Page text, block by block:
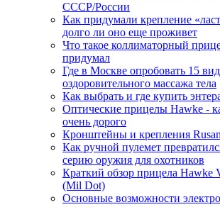
СССР/России
Как придумали крепление
долго ли оно еще проживет
Что такое коллиматорный
придумал
Где в Москве опробовать 15
оздоровительного массажа тела
Как выбрать и где купить
Оптические прицелы Hawke -
очень дорого
Кронштейны и крепления Rusan
Как ручной пулемет
серию оружия для охотников
Краткий обзор прицела Hawke
(Mil Dot)
Основные возможности